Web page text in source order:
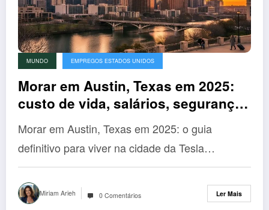
MUNDO EMPREGOS ESTADOS UNIDOS
Morar em Austin, Texas em 2025:
custo de vida, salários, segurança
e como se mudar para a cidade da
Tesla
Morar em Austin, Texas em 2025: o guia
definitivo para viver na cidade da Tesla…
Miriam Arieh 0 Comentários Ler Mais